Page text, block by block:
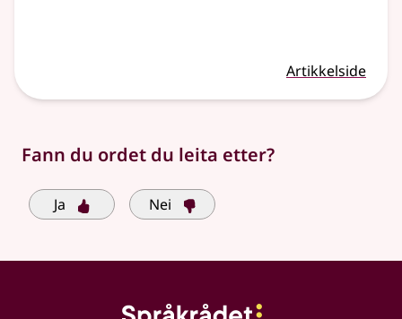
Artikkelside
Fann du ordet du leita etter?
Ja Nei